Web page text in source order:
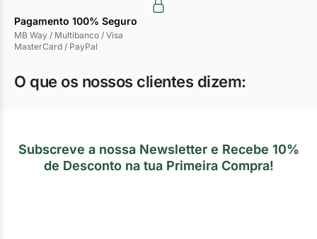
Pagamento 100% Seguro
MB Way / Multibanco / Visa
MasterCard / PayPal
O que os nossos clientes dizem:
Subscreve a nossa Newsletter e Recebe 10%
de Desconto na tua Primeira Compra!